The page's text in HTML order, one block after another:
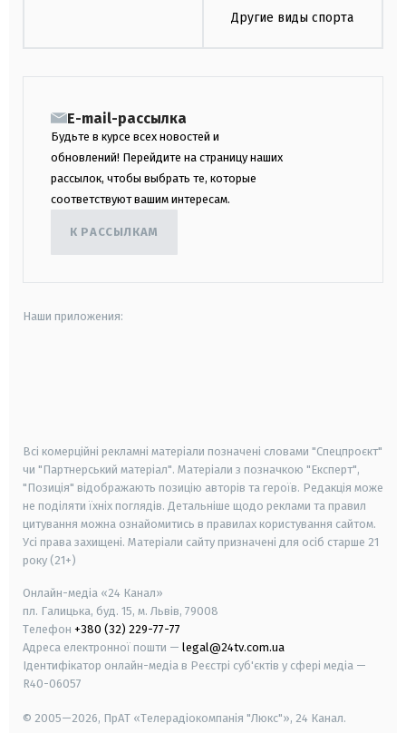
Другие виды спорта
E-mail-рассылка
Будьте в курсе всех новостей и
обновлений! Перейдите на страницу наших
рассылок, чтобы выбрать те, которые
соответствуют вашим интересам.
К РАССЫЛКАМ
Наши приложения:
Всі комерційні рекламні матеріали позначені словами "Спецпроєкт"
чи "Партнерський матеріал". Матеріали з позначкою "Експерт",
"Позиція" відображають позицію авторів та героїв. Редакція може
не поділяти їхніх поглядів. Детальніше щодо реклами та правил
цитування можна ознайомитись в правилах користування сайтом.
Усі права захищені. Матеріали сайту призначені для осіб старше 21
року (21+)
Онлайн-медіа «24 Канал»
пл. Галицька, буд. 15, м. Львів, 79008
Телефон +380 (32) 229-77-77
Адреса електронної пошти — legal@24tv.com.ua
Ідентифікатор онлайн-медіа в Реєстрі суб'єктів у сфері медіа —
R40-06057
© 2005—2026, ПрАТ «Телерадіокомпанія "Люкс"», 24 Канал.